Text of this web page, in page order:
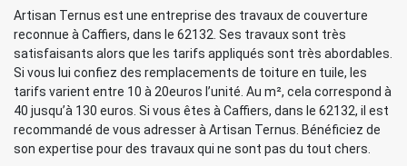
Artisan Ternus est une entreprise des travaux de couverture
reconnue à Caffiers, dans le 62132. Ses travaux sont très
satisfaisants alors que les tarifs appliqués sont très abordables.
Si vous lui confiez des remplacements de toiture en tuile, les
tarifs varient entre 10 à 20euros l’unité. Au m², cela correspond à
40 jusqu’à 130 euros. Si vous êtes à Caffiers, dans le 62132, il est
recommandé de vous adresser à Artisan Ternus. Bénéficiez de
son expertise pour des travaux qui ne sont pas du tout chers.